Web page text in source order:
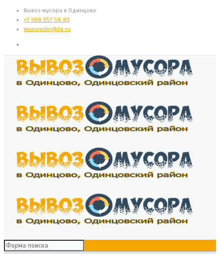
Вывоз мусора в Одинцово
+7 968 357 58 83
musorodin@bk.ru